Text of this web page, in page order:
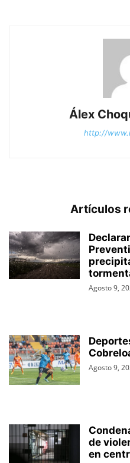
Álex
http://
Artículos
Agosto 9,
Agosto 9,
de
en